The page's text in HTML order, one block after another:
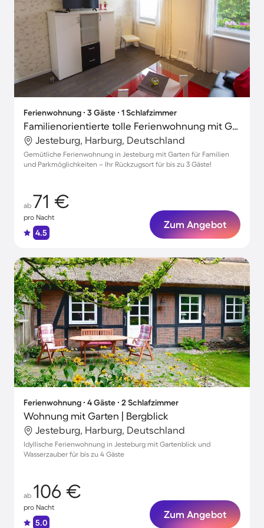
Ferienwohnung ∙ 3 Gäste ∙ 1 Schlafzimmer
Familienorientierte tolle Ferienwohnung mit Garten
Jesteburg, Harburg, Deutschland
Gemütliche Ferienwohnung in Jesteburg mit Garten für Familien
und Parkmöglichkeiten – Ihr Rückzugsort für bis zu 3 Gäste!
ab 71 €
pro Nacht
4.5
Zum Angebot
Ferienwohnung ∙ 4 Gäste ∙ 2 Schlafzimmer
Wohnung mit Garten | Bergblick
Jesteburg, Harburg, Deutschland
Idyllische Ferienwohnung in Jesteburg mit Gartenblick und
Wasserzauber für bis zu 4 Gäste
ab 106 €
pro Nacht
5.0
Zum Angebot